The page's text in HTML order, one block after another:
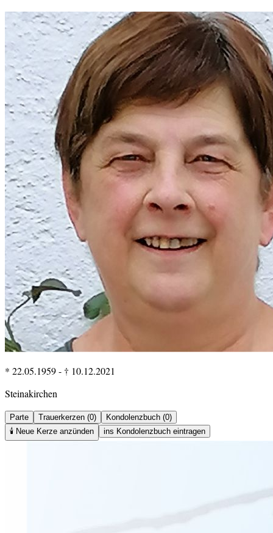
* 22.05.1959- † 10.12.2021
Steinakirchen
Parte Trauerkerzen (0)
Kondolenzbuch (0)
🕯️ Neue Kerze anzünden ins Kondolenzbuch eintragen